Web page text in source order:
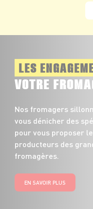
LES
VOTRE
Nos fromagers
vous dénicher des
pour vous proposer
producteurs des
fromagères.
EN SAVOIR PLUS